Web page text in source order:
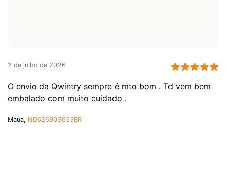
2 de julho de 2026
O envio da Qwintry sempre é mto bom . Td vem bem
embalado com muito cuidado .
Maua, ND626903653BR